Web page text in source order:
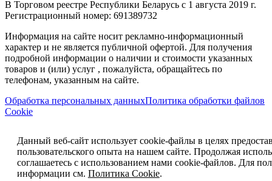
В Торговом реестре Республики Беларусь с 1 августа 2019 г.
Регистрационный номер: 691389732
Информация на сайте носит рекламно-информационный
характер и не является публичной офертой. Для получения
подробной информации о наличии и стоимости указанных
товаров и (или) услуг , пожалуйста, обращайтесь по
телефонам, указанным на сайте.
Обработка персональных данныхПолитика обработки файлов
Cookie
Данный веб-сайт использует cookie-файлы в целях
пользовательского опыта на нашем сайте. Продолжая
соглашаетесь с использованием нами cookie-файлов. Для
информации см. Политика Cookie.